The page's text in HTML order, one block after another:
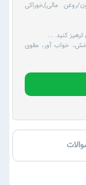
روغن مالی),خوراکی
کنید. ...
خواب آور، مقوی